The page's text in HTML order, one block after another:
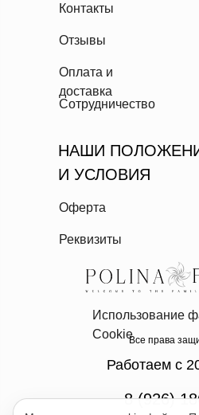
Работаем с
Контакты
Отзывы
Оплата и
доставка
Сотрудничество
НАШИ
И УСЛОВИЯ
Оферта
8 (926)
Все права
Реквизиты
Использование
Cookie